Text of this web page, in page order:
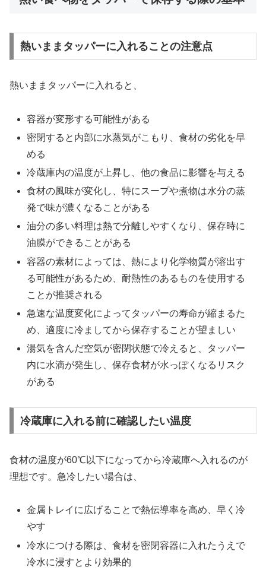
熱いままタッパーに入れることの注意点
熱いままタッパーに入れると、
容器が変形する可能性がある
密閉すると内部に水蒸気がこもり、食材の劣化を早
める
冷蔵庫内の温度が上昇し、他の食品に影響を与える
食材の風味が変化し、特にスープや煮物は水分の蒸
発で味が濃くなることがある
油分の多い料理は熱で分離しやすくなり、保存時に
油膜ができることがある
容器の素材によっては、熱により化学物質が溶出す
る可能性があるため、耐熱性のあるものを使用する
ことが推奨される
急速な温度変化によってタッパーの寿命が縮まるた
め、適度に冷ましてから保存することが望ましい
湯気を含んだ空気が密閉状態で冷えると、タッパー
内に水滴が発生し、保存食材が水っぽくなるリスク
がある
冷蔵庫に入れる前に確認したい温度
食材の温度が60℃以下になってから冷蔵庫へ入れるのが
理想です。急冷したい場合は、
金属トレイに広げることで熱伝導率を高め、早く冷
やす
冷水につける際は、食材を密閉容器に入れたうえで
冷水に浸すとより効果的